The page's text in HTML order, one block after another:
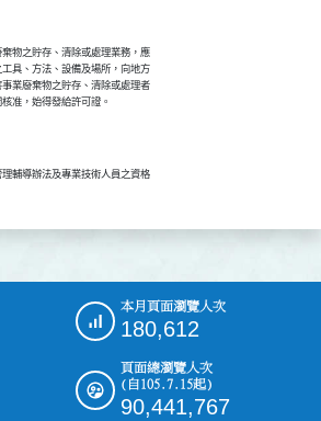
物之貯存、清除或處理業務，應
具、方法、設備及場所，向地方
業廢棄物之貯存、清除或處理者
輔導辦法及專業技術人員之資格
本月頁面瀏覽人次
180,612
頁面總瀏覽人次
(自105.7.15起)
90,441,767